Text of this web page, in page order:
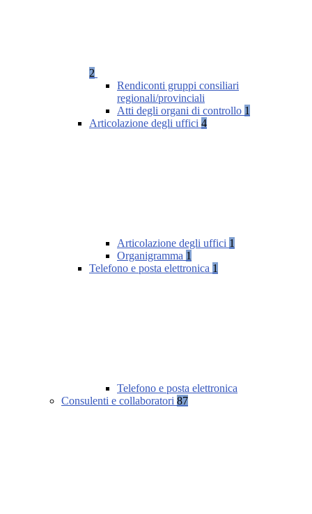
2
Rendiconti gruppi consiliari
regionali/provinciali
Atti degli organi di controllo 1
Articolazione degli uffici 4
Articolazione degli uffici 1
Organigramma 1
Telefono e posta elettronica 1
Telefono e posta elettronica
Consulenti e collaboratori 87